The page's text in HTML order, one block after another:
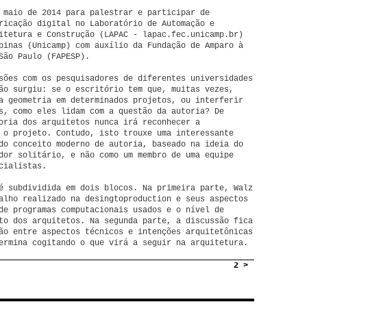
maio de 2014 para palestrar e participar de
digital no Laboratório de Automação e
e Construção (LAPAC - lapac.fec.unicamp.br)
(Unicamp) com auxílio da Fundação de Amparo à
Paulo (FAPESP).
com os pesquisadores de diferentes universidades
surgiu: se o escritório tem que, muitas vezes,
geometria em determinados projetos, ou interferir
como eles lidam com a questão da autoria? De
dos arquitetos nunca irá reconhecer a
projeto. Contudo, isto trouxe uma interessante
conceito moderno de autoria, baseado na ideia do
solitário, e não como um membro de uma equipe
em dois blocos. Na primeira parte, Walz
realizado na desingtoproduction e seus aspectos
programas computacionais usados e o nível de
dos arquitetos. Na segunda parte, a discussão fica
entre aspectos técnicos e intenções arquitetônicas
cogitando o que virá a seguir na arquitetura.
2 >